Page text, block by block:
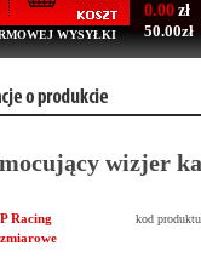
0.00 zł
WYSYŁKI 50.00zł
wizjer
Racing
kod